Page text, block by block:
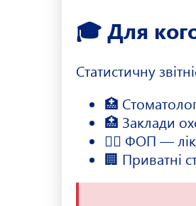
🎓 Для
Статистичну
🏥
🏥 Заклади
👨‍⚕️ ФОП —
🏢 Приватні